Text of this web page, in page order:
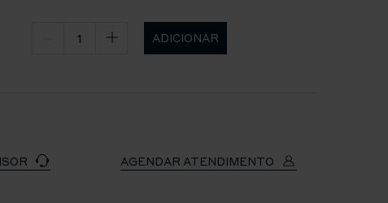
ADICIONAR
AGENDAR ATENDIMENTO